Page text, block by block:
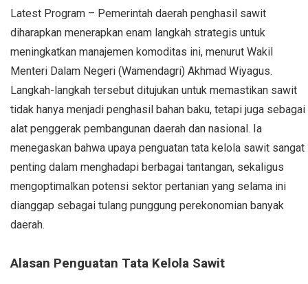
Latest Program – Pemerintah daerah penghasil sawit
diharapkan menerapkan enam langkah strategis untuk
meningkatkan manajemen komoditas ini, menurut Wakil
Menteri Dalam Negeri (Wamendagri) Akhmad Wiyagus.
Langkah-langkah tersebut ditujukan untuk memastikan sawit
tidak hanya menjadi penghasil bahan baku, tetapi juga sebagai
alat penggerak pembangunan daerah dan nasional. Ia
menegaskan bahwa upaya penguatan tata kelola sawit sangat
penting dalam menghadapi berbagai tantangan, sekaligus
mengoptimalkan potensi sektor pertanian yang selama ini
dianggap sebagai tulang punggung perekonomian banyak
daerah.
Alasan Penguatan Tata Kelola Sawit